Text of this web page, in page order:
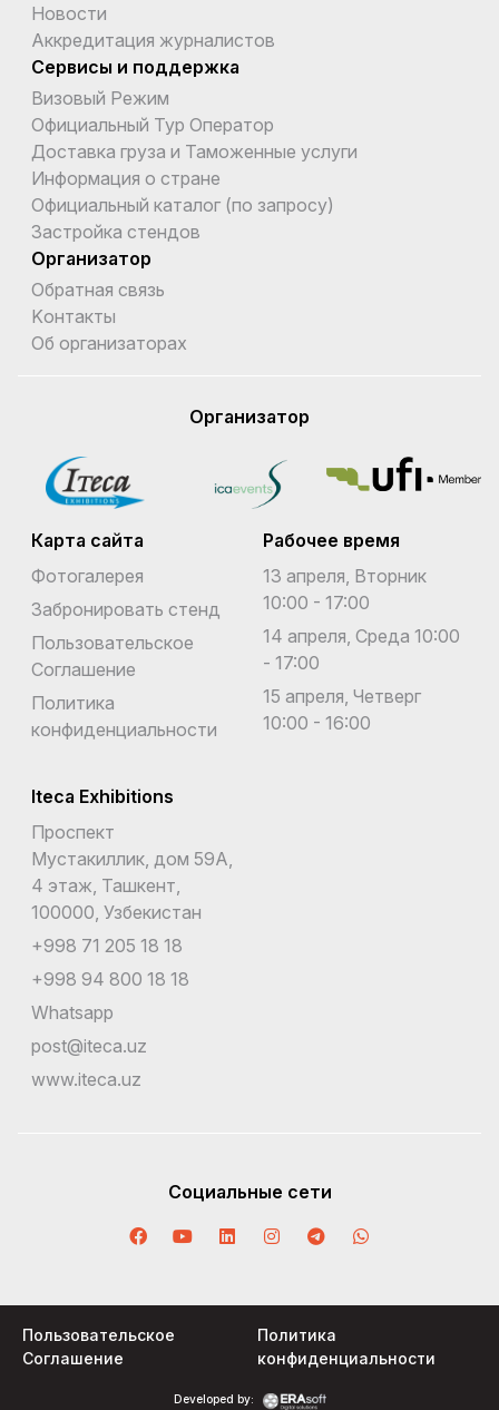
Новости
Аккредитация журналистов
Сервисы и поддержка
Визовый Режим
Официальный Тур Оператор
Доставка груза и Таможенные услуги
Информация о стране
Официальный каталог (по запросу)
Застройка стендов
Организатор
Обратная связь
Kонтакты
Об организаторах
Организатор
Карта сайта
Фотогалерея
Забронировать стенд
Пользовательское
Соглашение
Политика
конфиденциальности
Рабочее время
13 апреля, Вторник
10:00 - 17:00
14 апреля, Среда 10:00
- 17:00
15 апреля, Четверг
10:00 - 16:00
Iteca Exhibitions
Проспект
Мустакиллик, дом 59А,
4 этаж, Ташкент,
100000, Узбекистан
+998 71 205 18 18
+998 94 800 18 18
Whatsapp
post@iteca.uz
www.iteca.uz
Социальные сети
Developed by:
Пользовательское
Соглашение
Политика
конфиденциальности